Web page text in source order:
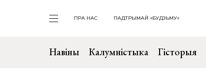
ПРА НАС ПАДТРЫМАЙ «БУДЗЬМУ»
Навіны Калумністыка Гісторыя